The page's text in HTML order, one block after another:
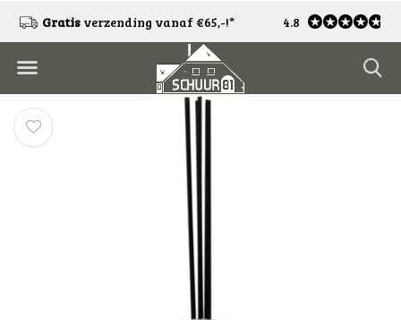
Gratis verzending vanaf €65,-!* Gratisretourneren*
4.8